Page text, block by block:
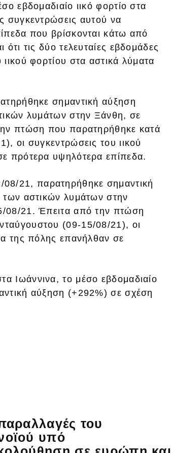
εβδομαδιαίο ιικό φορτίο στα
συγκεντρώσεις αυτού να
που βρίσκονται κάτω από
τις δύο τελευταίες εβδομάδες
φορτίου στα αστικά λύματα
σημαντική αύξηση
λυμάτων στην Ξάνθη, σε
πτώση που παρατηρήθηκε κατά
οι συγκεντρώσεις του ιικού
πρότερα υψηλότερα επίπεδα.
21, παρατηρήθηκε σημαντική
των αστικών λυμάτων στην
08/21. Έπειτα από την πτώση
(09-15/08/21), οι
της πόλης επανήλθαν σε
Ιωάννινα, το μέσο εβδομαδιαίο
αύξηση (+292%) σε σχέση
του
υπό